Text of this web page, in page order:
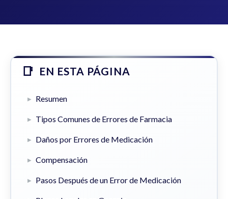
EN ESTA PÁGINA
Resumen
Tipos Comunes de Errores de Farmacia
Daños por Errores de Medicación
Compensación
Pasos Después de un Error de Medicación